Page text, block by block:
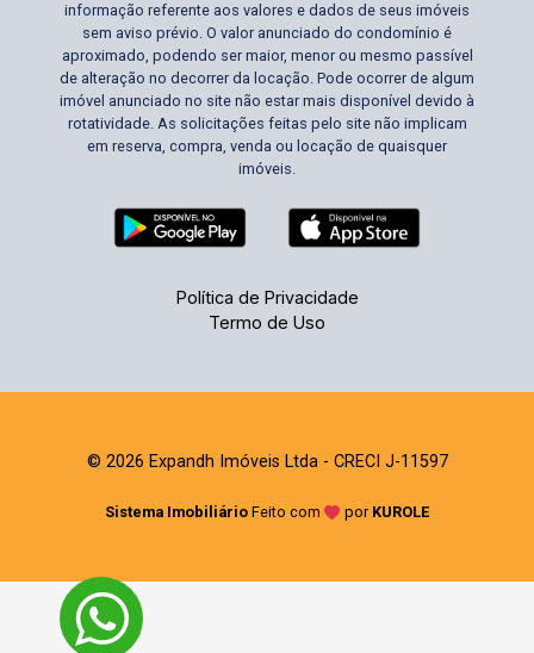
informação referente aos valores e dados de seus imóveis
sem aviso prévio. O valor anunciado do condomínio é
aproximado, podendo ser maior, menor ou mesmo passível
de alteração no decorrer da locação. Pode ocorrer de algum
imóvel anunciado no site não estar mais disponível devido à
rotatividade. As solicitações feitas pelo site não implicam
em reserva, compra, venda ou locação de quaisquer
imóveis.
Política de Privacidade
Termo de Uso
© 2026 Expandh Imóveis Ltda - CRECI J-11597
Sistema Imobiliário Feito com por KUROLE